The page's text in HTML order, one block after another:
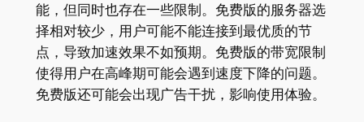
能，但同时也存在一些限制。免费版的服务器选
择相对较少，用户可能不能连接到最优质的节
点，导致加速效果不如预期。免费版的带宽限制
使得用户在高峰期可能会遇到速度下降的问题。
免费版还可能会出现广告干扰，影响使用体验。